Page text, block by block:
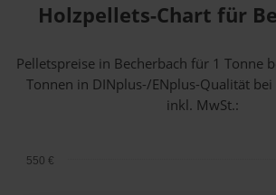
Holzpellets-Chart für
Pelletspreise in Becherbach für 1 Tonne
Tonnen in DINplus-/ENplus-Qualität
inkl. MwSt.:
550 €